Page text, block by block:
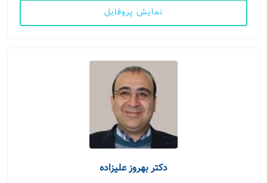
نمایش پروفایل
دکتر بهروز علیزاده